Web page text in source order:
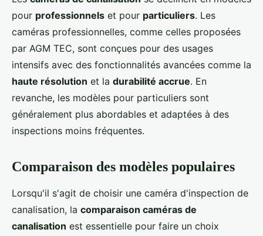
pour professionnels et pour particuliers. Les
caméras professionnelles, comme celles proposées
par AGM TEC, sont conçues pour des usages
intensifs avec des fonctionnalités avancées comme la
haute résolution et la durabilité accrue. En
revanche, les modèles pour particuliers sont
généralement plus abordables et adaptées à des
inspections moins fréquentes.
Comparaison des modèles populaires
Lorsqu'il s'agit de choisir une caméra d'inspection de
canalisation, la comparaison caméras de
canalisation est essentielle pour faire un choix